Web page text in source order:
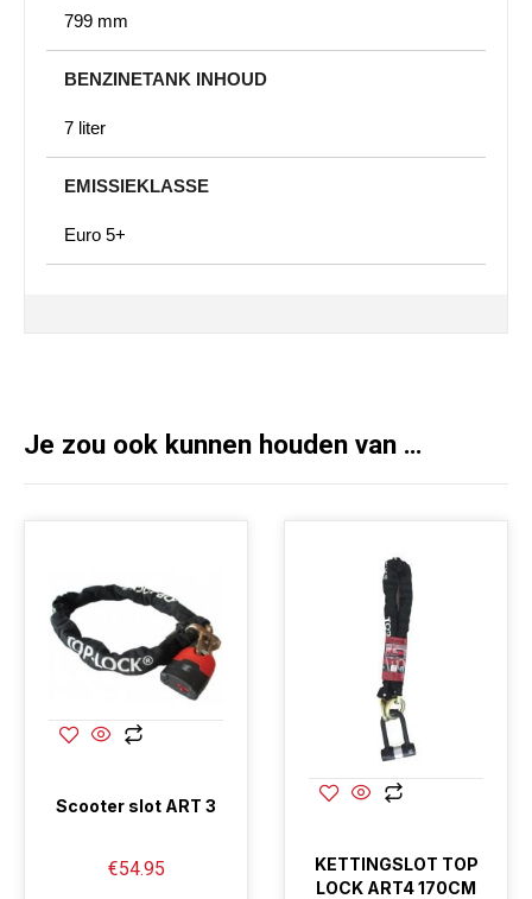
799 mm
BENZINETANK INHOUD
7 liter
EMISSIEKLASSE
Euro 5+
Je zou ook kunnen houden van …
Scooter slot ART 3
€54.95
KETTINGSLOT TOP
LOCK ART4 170CM